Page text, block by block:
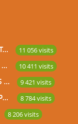
DABOU, VILLE DES LAGUNES, CAPITALE DES ADJOUKROU 11 056 visits
BOUNA, PREMIER DES ROYAUMES DE CÔTE D’IVOIRE 10 411 visits
SAKASSOU, CAPITALE ROYALE DES BAOULES 9 421 visits
LES CONTES AFRICAINS, TRESOR POUR L’HUMANITE 8 784 visits
8 206 visits